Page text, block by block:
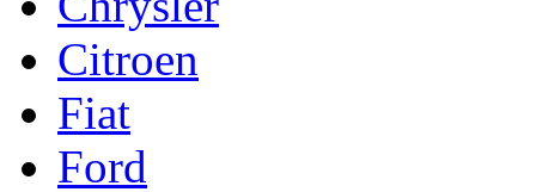
Citroen
Fiat
Ford